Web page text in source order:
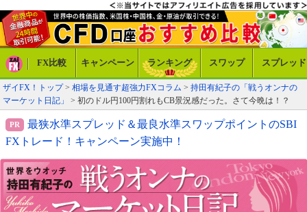
FX比較 キャンペーン ランキング スワップ スプレッド
ザイFX！トップ> 相場を見通す超強力FXコラム > 持田有紀子の「戦うオンナの
マーケット日記」
> 初のドル円100円割れもCB景況感だった。さて今晩は！？
最狭水準スプレッド＆最良水準スワップポイントのSBI
FXトレード！キャンペーン実施中！